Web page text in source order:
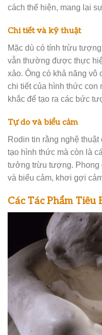
cách thể hiện, mang lại
Chi tiết và kỹ thuật
Mặc dù có tính trừu
vẫn thường được thực
xảo. Ông có khả năng vô
chi tiết của hình thức
khắc để tạo ra các bức
Tự do và biểu cảm
Rodin tin rằng nghệ
tạo hình thức mà còn là
tưởng trừu tượng. Phong
và biểu cảm, khơi gợi
Các Tác Phẩm Tiêu